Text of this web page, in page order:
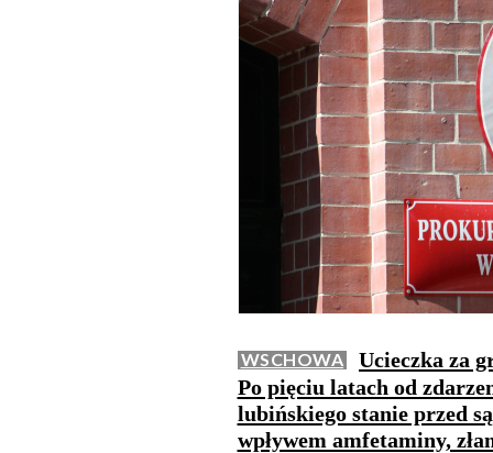
WSCHOWA
Ucieczka za
Po pięciu latach od
lubińskiego stanie przed
wpływem amfetaminy,